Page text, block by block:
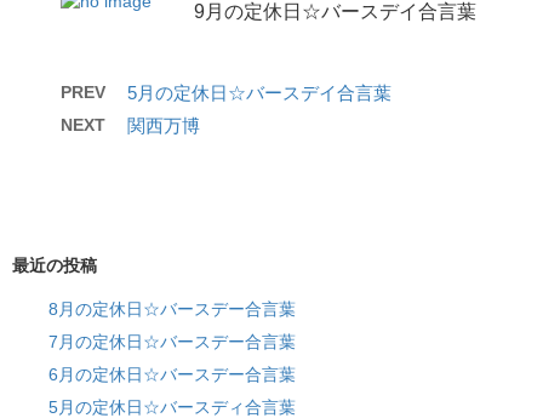
9月の定休日☆バースデイ合言葉
PREV 5月の定休日☆バースデイ合言葉
NEXT 関西万博
最近の投稿
8月の定休日☆バースデー合言葉
7月の定休日☆バースデー合言葉
6月の定休日☆バースデー合言葉
5月の定休日☆バースディ合言葉